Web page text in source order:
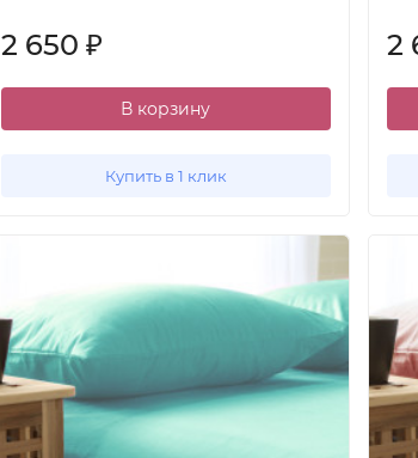
2 650 ₽
В корзину
Купить в 1 клик
2